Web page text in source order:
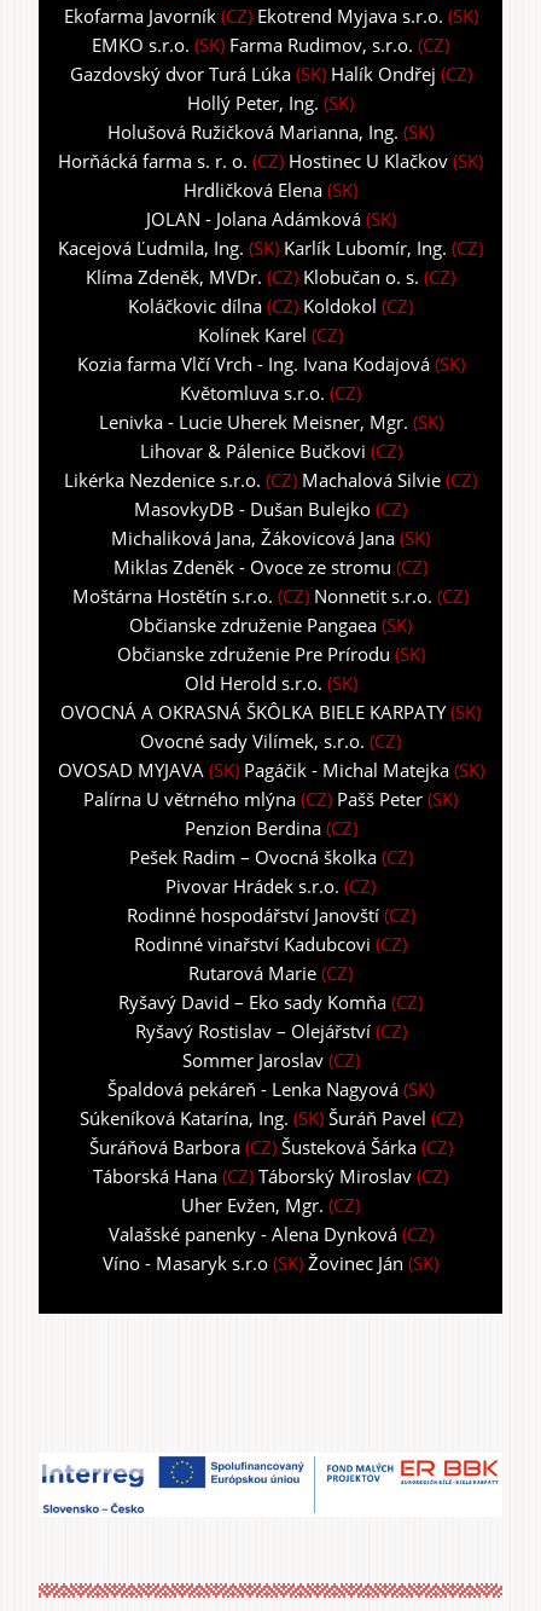
Ekofarma Javorník(CZ) Ekotrend Myjava s.r.o. (SK)
EMKO s.r.o. (SK) Farma Rudimov, s.r.o. (CZ)
Gazdovský dvor Turá Lúka(SK) Halík Ondřej (CZ)
Hollý Peter, Ing. (SK)
Holušová Ružičková Marianna, Ing. (SK)
Horňácká farma s. r. o. (CZ) Hostinec U Klačkov (SK)
Hrdličková Elena (SK)
JOLAN - Jolana Adámková(SK)
Kacejová Ľudmila, Ing. (SK) Karlík Lubomír, Ing. (CZ)
Klíma Zdeněk, MVDr. (CZ) Klobučan o. s. (CZ)
Koláčkovic dílna (CZ) Koldokol (CZ)
Kolínek Karel (CZ)
Kozia farma Vlčí Vrch - Ing. Ivana Kodajová(SK)
Květomluva s.r.o. (CZ)
Lenivka - Lucie Uherek Meisner, Mgr. (SK)
Lihovar & Pálenice Bučkovi (CZ)
Likérka Nezdenice s.r.o. (CZ) Machalová Silvie (CZ)
MasovkyDB - Dušan Bulejko (CZ)
Michaliková Jana, Žákovicová Jana (SK)
Miklas Zdeněk - Ovoce ze stromu (CZ)
Moštárna Hostětín s.r.o. (CZ) Nonnetit s.r.o. (CZ)
Občianske združenie Pangaea (SK)
Občianske združenie Pre Prírodu (SK)
Old Herold s.r.o. (SK)
OVOCNÁ A OKRASNÁ ŠKÔLKA BIELE KARPATY(SK)
Ovocné sady Vilímek, s.r.o. (CZ)
OVOSAD MYJAVA (SK) Pagáčik - Michal Matejka(SK)
Palírna U větrného mlýna (CZ) Pašš Peter (SK)
Penzion Berdina(CZ)
Pešek Radim – Ovocná školka(CZ)
Pivovar Hrádek s.r.o. (CZ)
Rodinné hospodářství Janovští (CZ)
Rodinné vinařství Kadubcovi (CZ)
Rutarová Marie (CZ)
Ryšavý David – Eko sady Komňa (CZ)
Ryšavý Rostislav – Olejářství(CZ)
Sommer Jaroslav(CZ)
Špaldová pekáreň - Lenka Nagyová (SK)
Súkeníková Katarína, Ing. (SK) Šuráň Pavel (CZ)
Šuráňová Barbora(CZ) Šusteková Šárka(CZ)
Táborská Hana (CZ) Táborský Miroslav (CZ)
Uher Evžen, Mgr. (CZ)
Valašské panenky - Alena Dynková(CZ)
Víno - Masaryk s.r.o (SK) Žovinec Ján (SK)